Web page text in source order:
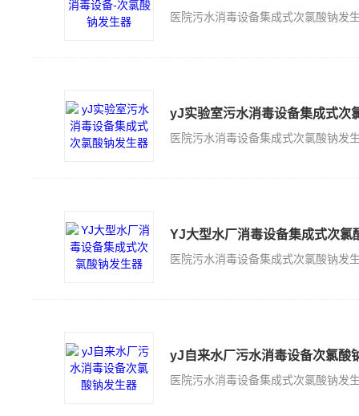
yJ实验室污水消毒设备集成式次
YJ大型水厂消毒设备集成式次氯
yJ自来水厂污水消毒设备次氯酸